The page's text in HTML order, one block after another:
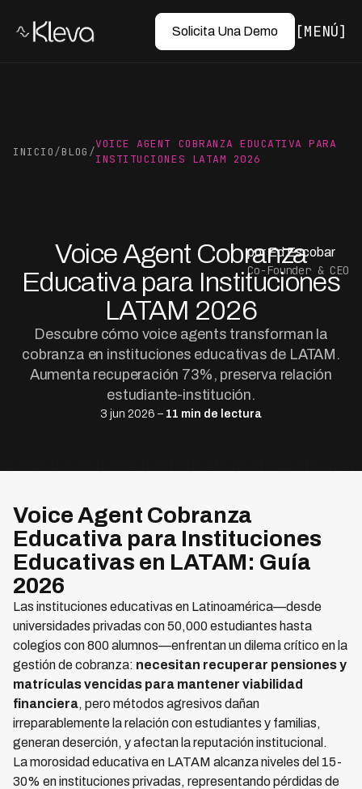
Solicita Una Demo MENÚ
INICIO/BLOG /
VOICE AGENT COBRANZA EDUCATIVA PARA
INSTITUCIONES LATAM 2026
Voice Agent Cobranza
Educativa para Instituciones
LATAM 2026
Descubre cómo voice agents transforman la
cobranza en instituciones educativas de LATAM.
Aumenta recuperación 73%, preserva relación
estudiante-institución.
3 jun 2026 – 11 min de lectura
por Ed Escobar
Co-Founder & CEO
Voice Agent Cobranza
Educativa para Instituciones
Educativas en LATAM: Guía
2026
Las instituciones educativas en Latinoamérica—desde
universidades privadas con 50,000 estudiantes hasta
colegios con 800 alumnos—enfrentan un dilema crítico en la
gestión de cobranza: necesitan recuperar pensiones y
matrículas vencidas para mantener viabilidad
financiera, pero métodos agresivos dañan
irreparablemente la relación con estudiantes y familias,
generan deserción, y afectan la reputación institucional.
La morosidad educativa en LATAM alcanza niveles del 15-
30% en instituciones privadas, representando pérdidas de